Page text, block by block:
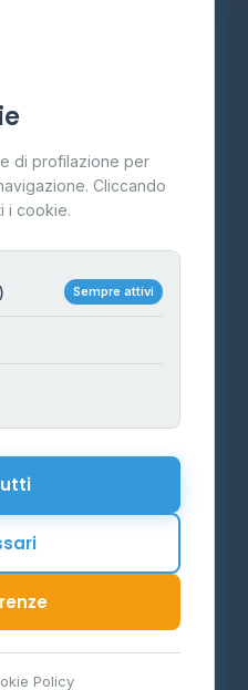
di profilazione per
Cliccando
i cookie.
Sempre attivi
Policy